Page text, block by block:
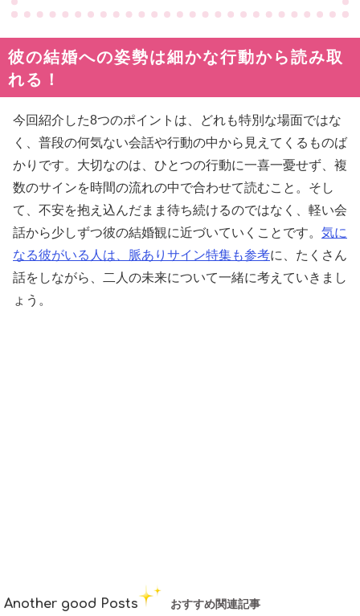
彼の結婚への姿勢は細かな行動から読み取
れる！
今回紹介した8つのポイントは、どれも特別な場面ではな
く、普段の何気ない会話や行動の中から見えてくるものば
かりです。大切なのは、ひとつの行動に一喜一憂せず、複
数のサインを時間の流れの中で合わせて読むこと。そし
て、不安を抱え込んだまま待ち続けるのではなく、軽い会
話から少しずつ彼の結婚観に近づいていくことです。 気に
なる彼がいる人は、脈ありサイン特集も参考に、たくさん
話をしながら、二人の未来について一緒に考えていきまし
ょう。
Another good Posts おすすめ関連記事